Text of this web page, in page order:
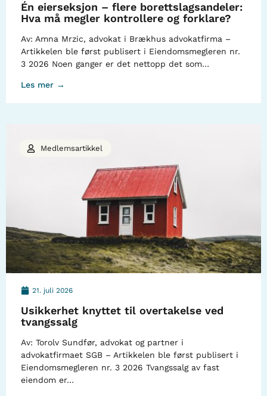
Én eierseksjon – flere borettslagsandeler:
Hva må megler kontrollere og forklare?
Av: Amna Mrzic, advokat i Brækhus advokatfirma –
Artikkelen ble først publisert i Eiendomsmegleren nr.
3 2026 Noen ganger er det nettopp det som…
Les mer →
21. juli 2026
Usikkerhet knyttet til overtakelse ved
tvangssalg
Av: Torolv Sundfør, advokat og partner i
advokatfirmaet SGB – Artikkelen ble først publisert i
Eiendomsmegleren nr. 3 2026 Tvangssalg av fast
eiendom er…
Medlemsartikkel